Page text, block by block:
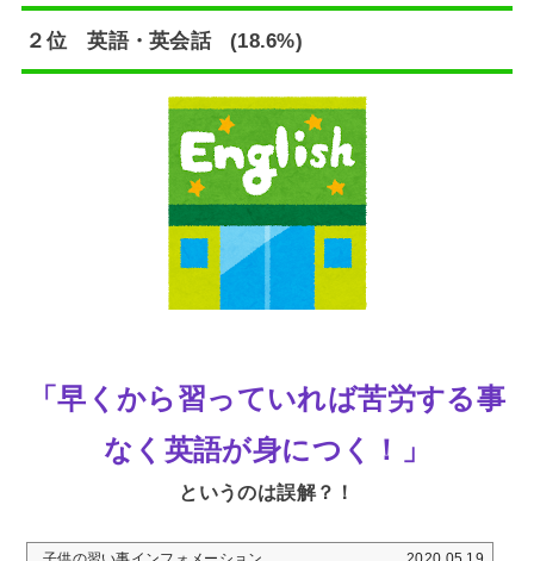
２位 英語・英会話 (18.6%)
「早くから習っていれば苦労する事
なく英語が身につく！」
というのは誤解？！